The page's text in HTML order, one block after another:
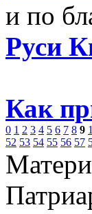
и по
Руси
Как
0 1 2 3 4 5 6 7 8 9
52 53 54 55 56 57